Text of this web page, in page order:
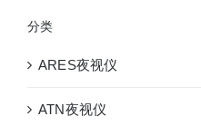
分类
ARES夜视仪
ATN夜视仪